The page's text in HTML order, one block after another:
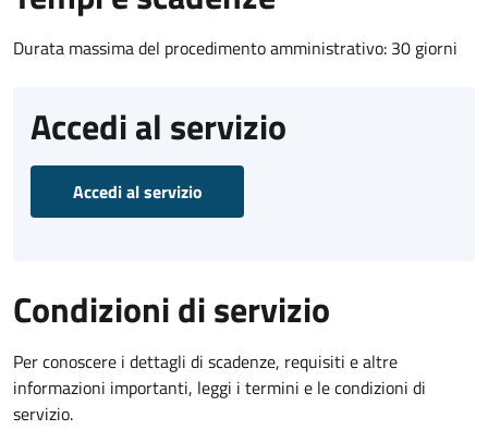
Durata massima del procedimento amministrativo: 30 giorni
Accedi al servizio
Accedi al servizio
Condizioni di servizio
Per conoscere i dettagli di scadenze, requisiti e altre
informazioni importanti, leggi i termini e le condizioni di
servizio.